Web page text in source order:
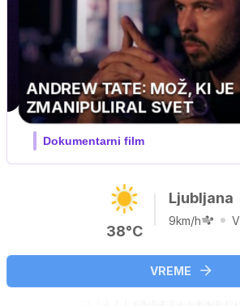
IQ 160
Nova hrvaška serija
38°C
Ljubljana
9km/h V
VREME